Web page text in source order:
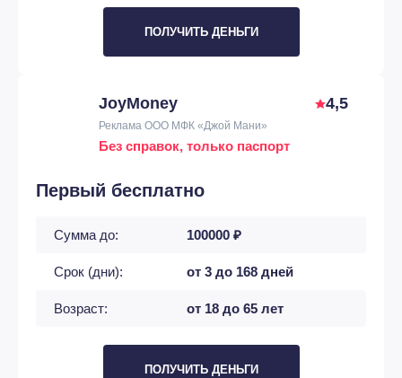
ПОЛУЧИТЬ ДЕНЬГИ
JoyMoney 4,5
Реклама ООО МФК «Джой Мани»
Без справок, только паспорт
Первый бесплатно
Сумма до: 100000 ₽
Срок (дни): от 3 до 168 дней
Возраст: от 18 до 65 лет
ПОЛУЧИТЬ ДЕНЬГИ